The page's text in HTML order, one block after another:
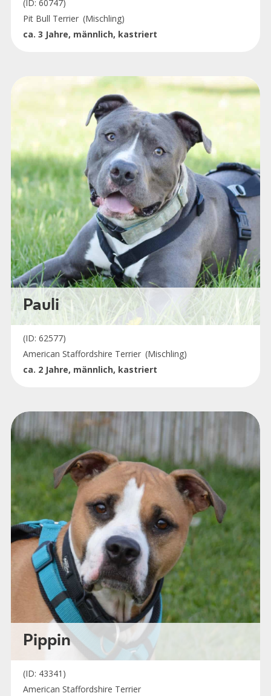
(ID: 60747)
Pit Bull Terrier (Mischling)
ca. 3 Jahre, männlich, kastriert
Pauli
(ID: 62577)
American Staffordshire Terrier (Mischling)
ca. 2 Jahre, männlich, kastriert
Pippin
(ID: 43341)
American Staffordshire Terrier